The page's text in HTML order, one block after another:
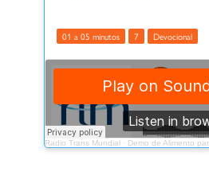
01 a 05 minutos 7 Devocional
Radio Trans Mundial · Demo de Alimento